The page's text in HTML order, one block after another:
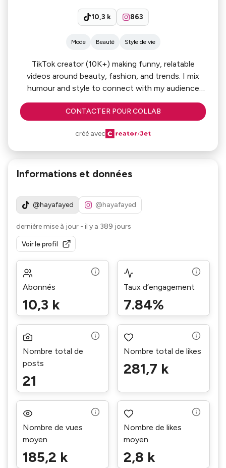
10,3 k 863
Mode Beauté Style de vie
TikTok creator (10K+) making funny, relatable
videos around beauty, fashion, and trends. I mix
humour and style to connect with my audience
and grow my presence.
CONTACTER POUR COLLAB
créé avec
Informations et données
@hayafayed @hayafayed
dernière mise à jour - il y a 389 jours
Voir le profil
Abonnés
10,3 k
Taux d’engagement
7.84%
Nombre total de
posts
21
Nombre total de likes
281,7 k
Nombre de vues
moyen
185,2 k
Nombre de likes
moyen
2,8 k